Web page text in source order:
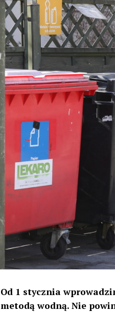
Od 1 stycznia
metodą wodną. Nie